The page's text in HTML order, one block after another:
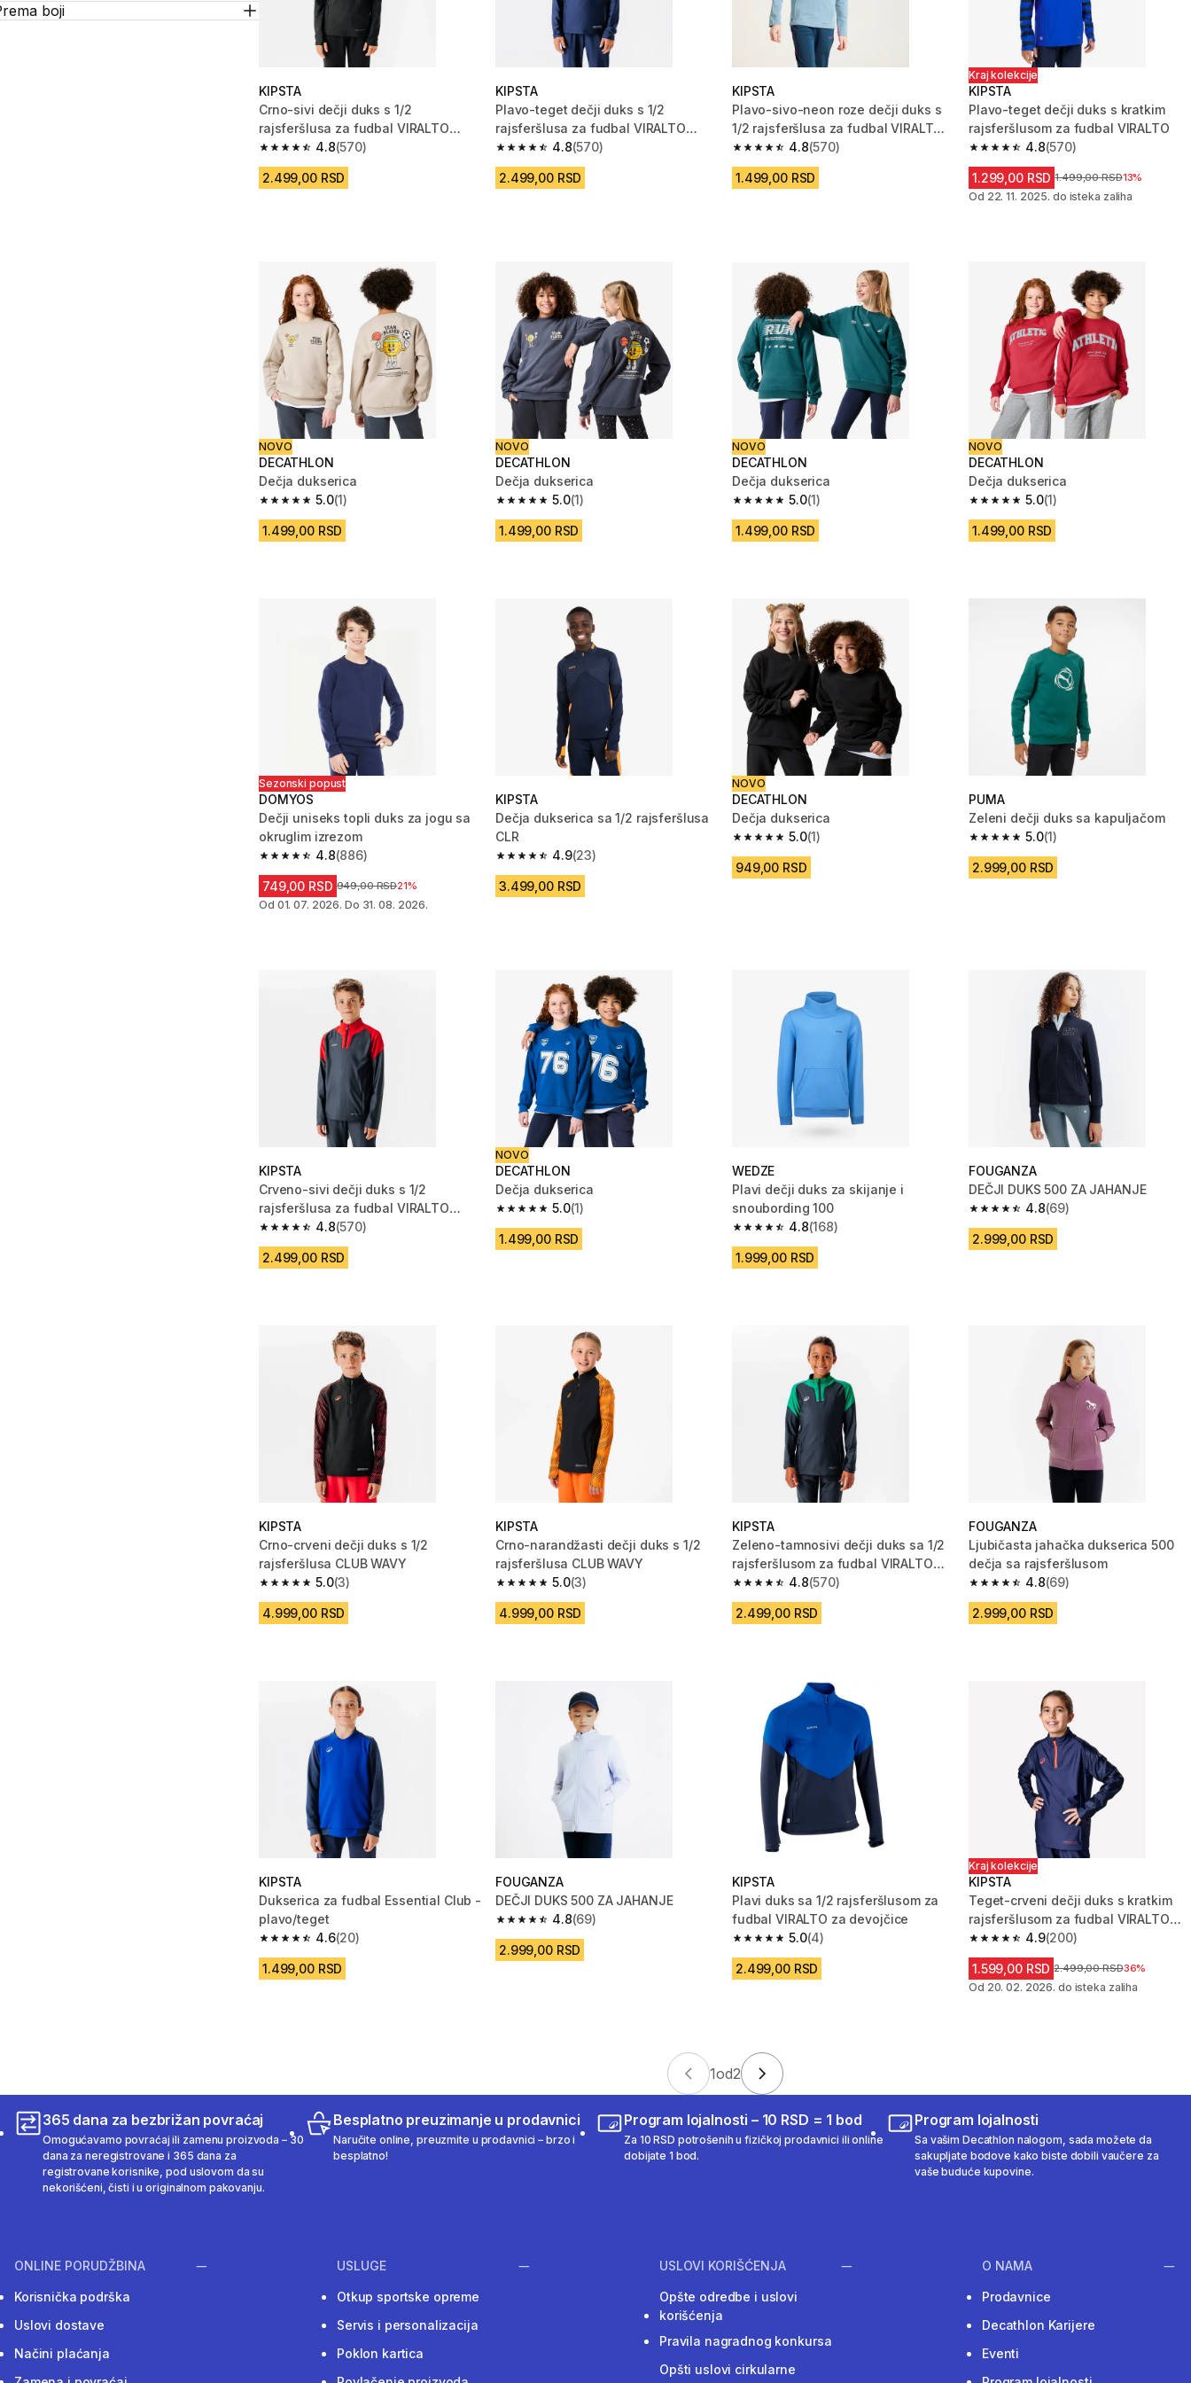
boji
KIPSTA
Crno-sivi dečji duks s 1/2
rajsferšlusa za fudbal VIRALTO
CLUB
4.8
4.8 od 5 zvezdica from 570 Recenzije
(570)
2.499,00 RSD
KIPSTA
Plavo-teget dečji duks s 1/2
rajsferšlusa za fudbal VIRALTO
CLUB
4.8
4.8 od 5 zvezdica from 570 Recenzije
(570)
2.499,00 RSD
KIPSTA
Plavo-sivo-neon roze dečji duks s
1/2 rajsferšlusa za fudbal VIRALTO
SOLO
4.8
4.8 od 5 zvezdica from 570 Recenzije
(570)
1.499,00 RSD
Kraj kolekcije
KIPSTA
Plavo-teget dečji duks s kratkim
rajsferšlusom za fudbal VIRALTO
4.8
4.8 od 5 zvezdica from 570
(570)
1.299,00 RSD Cena pre sniženja
1.499,00 RSD13%
Od 22. 11. 2025. do isteka zaliha
NOVO
DECATHLON
Dečja dukserica
5.0
5.0 od 5 zvezdica from 1 Recenzije
(1)
1.499,00 RSD
NOVO
DECATHLON
Dečja dukserica
5.0
5.0 od 5 zvezdica from 1 Recenzije
(1)
1.499,00 RSD
NOVO
DECATHLON
Dečja dukserica
5.0
5.0 od 5 zvezdica from 1 Recenzije
(1)
1.499,00 RSD
NOVO
DECATHLON
Dečja dukserica
5.0
5.0 od 5 zvezdica from 1 Recenzije
(1)
1.499,00 RSD
Sezonski popust
DOMYOS
Dečji uniseks topli duks za jogu sa
okruglim izrezom
4.8
4.8 od 5 zvezdica from 886 Recenzije
(886)
749,00 RSD Cena pre sniženja
949,00 RSD21%
Od 01. 07. 2026. Do 31. 08. 2026.
KIPSTA
Dečja dukserica sa 1/2 rajsferšlusa
CLR
4.9
4.9 od 5 zvezdica from 23 Recenzije
(23)
3.499,00 RSD
NOVO
DECATHLON
Dečja dukserica
5.0
5.0 od 5 zvezdica from 1 Recenzije
(1)
949,00 RSD
PUMA
Zeleni dečji duks sa kapuljačom
5.0
5.0 od 5 zvezdica from 1 Recenzije
(1)
2.999,00 RSD
KIPSTA
Crveno-sivi dečji duks s 1/2
rajsferšlusa za fudbal VIRALTO
CLUB
4.8
4.8 od 5 zvezdica from 570 Recenzije
(570)
2.499,00 RSD
NOVO
DECATHLON
Dečja dukserica
5.0
5.0 od 5 zvezdica from 1 Recenzije
(1)
1.499,00 RSD
WEDZE
Plavi dečji duks za skijanje i
snoubording 100
4.8
4.8 od 5 zvezdica from 168 Recenzije
(168)
1.999,00 RSD
FOUGANZA
DEČJI DUKS 500 ZA JAHANJE
4.8
4.8 od 5 zvezdica from 69 Recenzije
(69)
2.999,00 RSD
KIPSTA
Crno-crveni dečji duks s 1/2
rajsferšlusa CLUB WAVY
5.0
5.0 od 5 zvezdica from 3 Recenzije
(3)
4.999,00 RSD
KIPSTA
Crno-narandžasti dečji duks s 1/2
rajsferšlusa CLUB WAVY
5.0
5.0 od 5 zvezdica from 3 Recenzije
(3)
4.999,00 RSD
KIPSTA
Zeleno-tamnosivi dečji duks sa 1/2
rajsferšlusom za fudbal VIRALTO
CLUB
4.8
4.8 od 5 zvezdica from 570 Recenzije
(570)
2.499,00 RSD
FOUGANZA
Ljubičasta jahačka dukserica 500
dečja sa rajsferšlusom
4.8
4.8 od 5 zvezdica from 69 Recenzije
(69)
2.999,00 RSD
KIPSTA
Dukserica za fudbal Essential Club -
plavo/teget
4.6
4.6 od 5 zvezdica from 20 Recenzije
(20)
1.499,00 RSD
FOUGANZA
DEČJI DUKS 500 ZA JAHANJE
4.8
4.8 od 5 zvezdica from 69 Recenzije
(69)
2.999,00 RSD
KIPSTA
Plavi duks sa 1/2 rajsferšlusom za
fudbal VIRALTO za devojčice
5.0
5.0 od 5 zvezdica from 4 Recenzije
(4)
2.499,00 RSD
Kraj kolekcije
KIPSTA
Teget-crveni dečji duks s kratkim
rajsferšlusom za fudbal VIRALTO
ROARR
4.9
4.9 od 5 zvezdica from 200
(200)
1.599,00 RSD Cena pre sniženja
2.499,00 RSD36%
Od 20. 02. 2026. do isteka zaliha
1od2
365 dana za bezbrižan povraćaj
Omogućavamo povraćaj ili zamenu proizvoda – 30
dana za neregistrovane i 365 dana za
registrovane korisnike, pod uslovom da su
nekorišćeni, čisti i u originalnom pakovanju.
Besplatno preuzimanje u prodavnici
Naručite online, preuzmite u prodavnici – brzo i
besplatno!
Program lojalnosti – 10 RSD = 1 bod
Za 10 RSD potrošenih u fizičkoj prodavnici ili online
dobijate 1 bod.
Program lojalnosti
Sa vašim Decathlon nalogom, sada možete da
sakupljate bodove kako biste dobili vaučere za
vaše buduće kupovine.
ONLINE PORUDŽBINA
Korisnička podrška
Uslovi dostave
Načini plaćanja
USLUGE
Otkup sportske opreme
Servis i personalizacija
Poklon kartica
USLOVI KORIŠĆENJA
Opšte odredbe i uslovi
korišćenja
Pravila nagradnog konkursa
Opšti uslovi cirkularne
O NAMA
Prodavnice
Decathlon Karijere
Eventi